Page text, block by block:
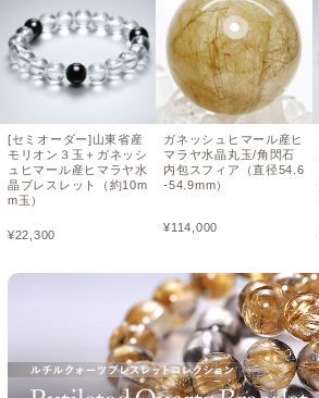
[セミオーダー]山東省産
モリオン３玉＋ガネッシ
ュヒマール産ヒマラヤ水
晶ブレスレット（約10m
m玉）
¥22,300
ガネッシュヒマール産ヒ
マラヤ水晶丸玉/角閃石
内包スフィア（直径54.6
-54.9mm）
¥114,000